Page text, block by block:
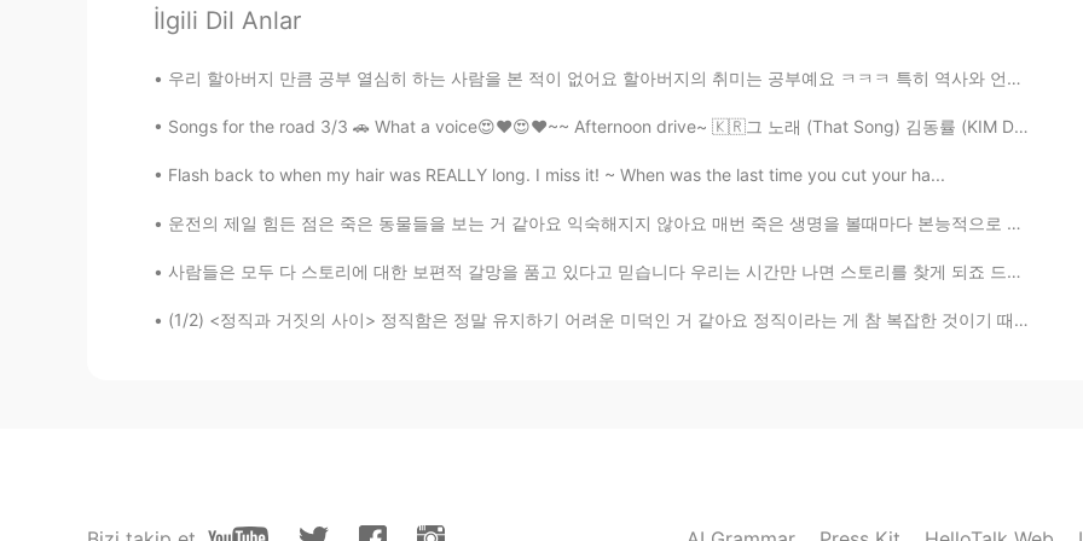
İlgili Dil Anlar
우리 할아버지 만큼 공부 열심히 하는 사람을 본 적이 없어요 할아버지의 취미는 공부예요 ㅋㅋㅋ 특히 역사와 언어 공부에 관심이 많으십니다 사진에서 할아버지께서 공부용으로 사용...
Songs for the road 3/3 🚗 What a voice😍❤😍❤~~ Afternoon drive~ 🇰🇷그 노래 (That Song) 김동률 (KIM DONG...
Flash back to when my hair was REALLY long. I miss it! ~ When was the last time you cut your ha...
운전의 제일 힘든 점은 죽은 동물들을 보는 거 같아요 익숙해지지 않아요 매번 죽은 생명을 볼때마다 본능적으로 놀라서 소리를 내고 잠시 동안 눈을 감아요 운전할때 그러면 위험한...
사람들은 모두 다 스토리에 대한 보편적 갈망을 품고 있다고 믿습니다 우리는 시간만 나면 스토리를 찾게 되죠 드라마를 시청하든가, 영화관에 가든가, 연극을 보든가, 웹툰을 읽든...
(1/2) <정직과 거짓의 사이> 정직함은 정말 유지하기 어려운 미덕인 거 같아요 정직이라는 게 참 복잡한 것이기 때문에요 정직한 사람은 그저 팩트만 말하는 사람이 아니에요 ...